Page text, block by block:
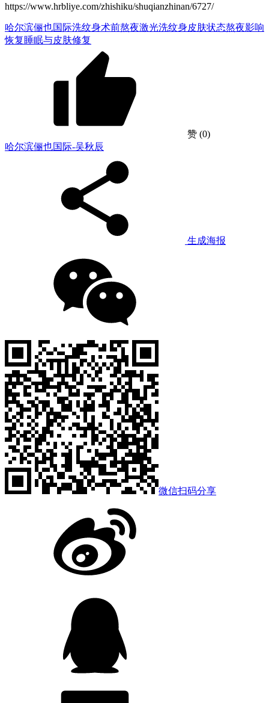
https://www.hrbliye.com/zhishiku/shuqianzhinan/6727/
哈尔滨俪也国际洗纹身术前熬夜激光洗纹身皮肤状态熬夜影响
恢复睡眠与皮肤修复
赞 (0)
哈尔滨俪也国际-吴秋辰
生成海报
微信扫码分享